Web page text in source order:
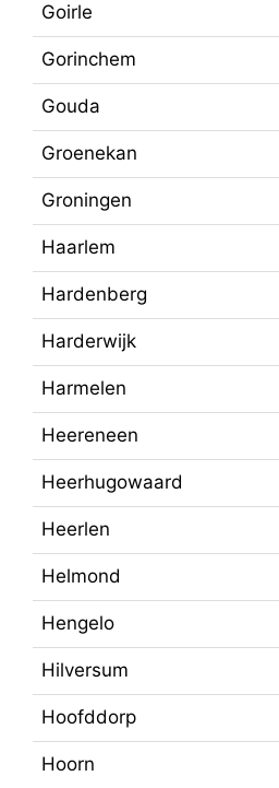
Goirle
Gorinchem
Gouda
Groenekan
Groningen
Haarlem
Hardenberg
Harderwijk
Harmelen
Heereneen
Heerhugowaard
Heerlen
Helmond
Hengelo
Hilversum
Hoofddorp
Hoorn